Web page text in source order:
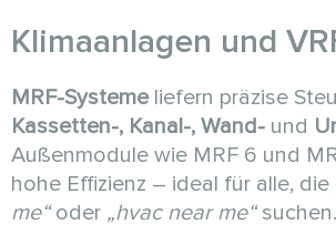
Klimaanlagen und
MRF-Systemeliefern präzise
Kassetten-, Kanal-, Wand- und
Außenmodule wie MRF 6 und
hohe Effizienz – ideal für alle, die
me“oder „hvac near me“suchen.